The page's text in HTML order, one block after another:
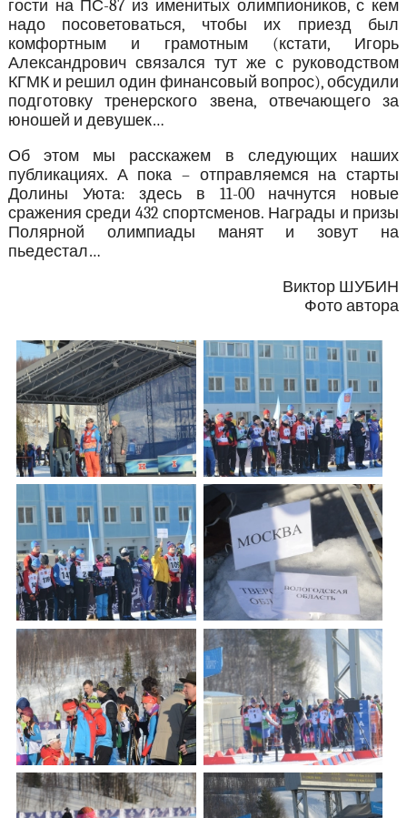
гости на ПС-87 из именитых олимпиоников, с кем
надо посоветоваться, чтобы их приезд был
комфортным и грамотным (кстати, Игорь
Александрович связался тут же с руководством
КГМК и решил один финансовый вопрос), обсудили
подготовку тренерского звена, отвечающего за
юношей и девушек…
Об этом мы расскажем в следующих наших
публикациях. А пока – отправляемся на старты
Долины Уюта: здесь в 11-00 начнутся новые
сражения среди 432 спортсменов. Награды и призы
Полярной олимпиады манят и зовут на
пьедестал…
Виктор ШУБИН
Фото автора